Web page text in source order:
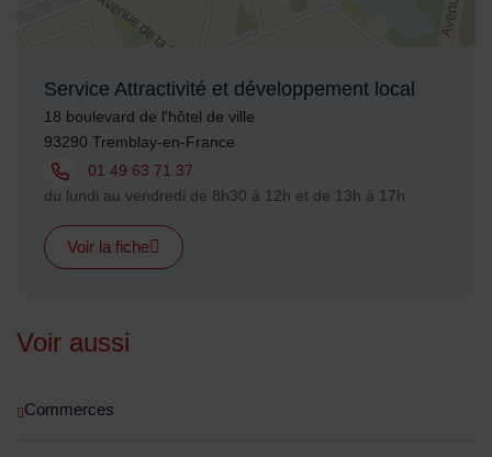
Service Attractivité et développement local
Adresse :
18 boulevard de l'hôtel de ville
93290 Tremblay-en-France
Tél. :
01 49 63 71 37
Horaires :
du lundi au vendredi de 8h30 à 12h et de 13h à 17h
Voir la fiche
Voir aussi
Commerces